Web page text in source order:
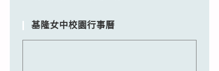
基隆女中校園行事曆